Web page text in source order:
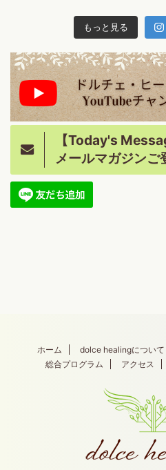
もっと見る
【Today's
メールマガジンご
ホーム dolce healingについて
総合プログラム
アクセス